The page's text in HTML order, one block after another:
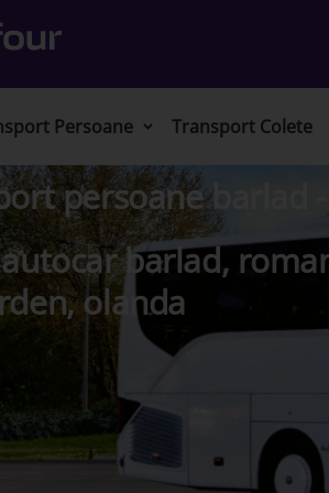
Persoane Transport Colete
persoane barlad -
barlad,
olanda